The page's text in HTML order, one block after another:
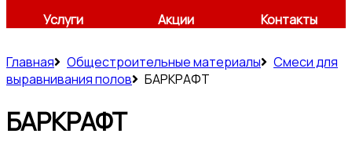
Услуги
Акции Контакты
Главная Общестроительные материалы
Смеси для
выравнивания полов
БАРКРАФТ
БАРКРАФТ